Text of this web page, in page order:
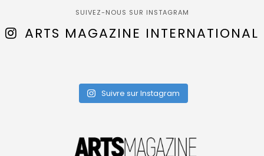
SUIVEZ-NOUS SUR INSTAGRAM
ARTS MAGAZINE INTERNATIONAL
Suivre sur Instagram